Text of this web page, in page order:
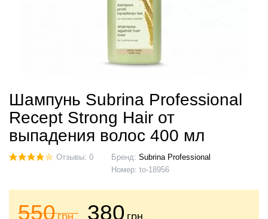
Шампунь Subrina Professional
Recept Strong Hair от
выпадения волос 400 мл
Отзывы: 0 Бренд: Subrina Professional
Номер: to-18956
550грн. 380 грн.